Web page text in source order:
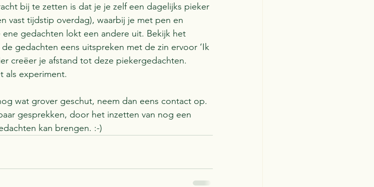
bij te zetten is dat je je zelf een dagelijks pieker
vast tijdstip overdag), waarbij je met pen en
gedachten lokt een andere uit. Bekijk het
gedachten eens uitspreken met de zin ervoor ‘Ik
creëer je afstand tot deze piekergedachten.
als experiment.
wat grover geschut, neem dan eens contact op.
gesprekken, door het inzetten van nog een
kan brengen. :-)